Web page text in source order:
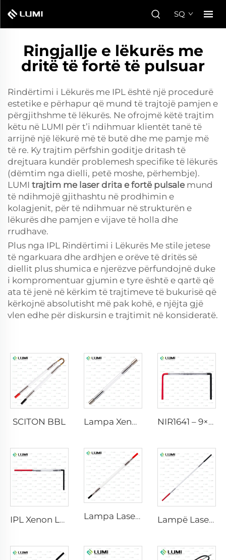
SQ
Ringjallje e lëkurës me
dritë të fortë të pulsuar
Rindërtimi i Lëkurës me IPL është një procedurë
estetike e përhapur që mund të trajtojë pamjen e
përgjithshme të lëkurës. Ne ofrojmë këtë trajtim
këtu në LUMI për t’i ndihmuar klientët tanë të
arrijnë një lëkurë më të butë dhe me pamje më
të re. Ky trajtim përfshin goditje dritash të
drejtuara kundër problemesh specifike të lëkurës
(dëmtim nga dielli, petë moshe, përhembje).
LUMI trajtim me laser drita e fortë pulsale mund
të ndihmojë gjithashtu në prodhimin e
kolagjenit, për të ndihmuar në strukturën e
lëkurës dhe pamjen e vijave të holla dhe
rrudhave.
Plus nga IPL Rindërtimi i Lëkurës Me stile jetese
të ngarkuara dhe ardhjen e orëve të dritës së
diellit plus shumica e njerëzve përfundojnë duke
i kompromentuar gjumin e tyre është e qartë që
ata të jenë në kërkim të trajtimeve të bukurisë që
kërkojnë absolutisht më pak kohë, e njëjta gjë
vlen edhe për diskursin e trajtimit në konsideratë.
SCITON BBL Lampa Xenon IPL P1640 – 7×47×110 mm NIR1641 – 9×45×110 mm
IPL Xenon Lamp P1541 – 9×45×100 mm Lampa Laser Xenon L2741 – 7×100×167 mm Lampë Laser Xenoni L2851-5×105×175 mm